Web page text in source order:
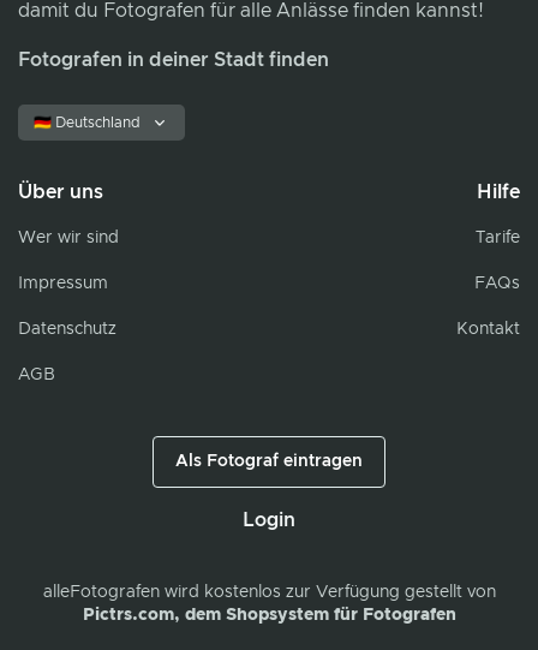
damit du Fotografen für alle Anlässe finden kannst!
Fotografen in deiner Stadt finden
🇩🇪 Deutschland
Über uns
Wer wir sind
Impressum
Datenschutz
AGB
Hilfe
Tarife
FAQs
Kontakt
Als Fotograf eintragen
Login
alleFotografenwird kostenlos zur Verfügung gestellt von
Pictrs.com, dem Shopsystem für Fotografen